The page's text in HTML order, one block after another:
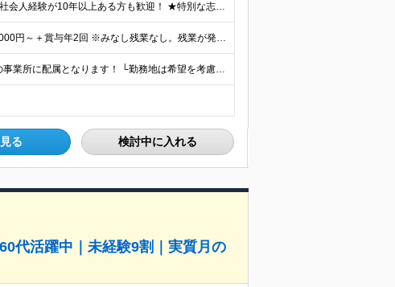
＼未経験の方、ブランクがある方も大歓迎／ ★社会人経験が10年以上ある方も歓迎！ ★特別な志望動機は必要なし。お人柄を大切にした、面接1回のみの選考です！ ◆学歴不問 ◆経験不問 【必須】普通自動
＼約40種類の資格取得手当あり！／ 月給22万4000円～＋賞与年2回 ※みなし残業なし。残業が発生した場合は、1分単位で全額別途支給いたします。 ※試用期間3ヶ月（期間中は資格手当の対象外／その他
＼マイカー通勤OK！／ 千葉県にあるいずれかの事業所に配属となります！ └勤務地は希望を考慮の上、決定いたします ■本社／千葉県船橋市大神保町1357-4 ■真間川事業所／市川市原木2489-1 ■
る 検討中に入れる
代活躍中｜未経験9割｜実質月の